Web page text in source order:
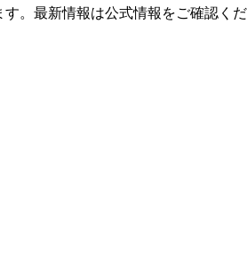
。最新情報は公式情報をご確認くだ